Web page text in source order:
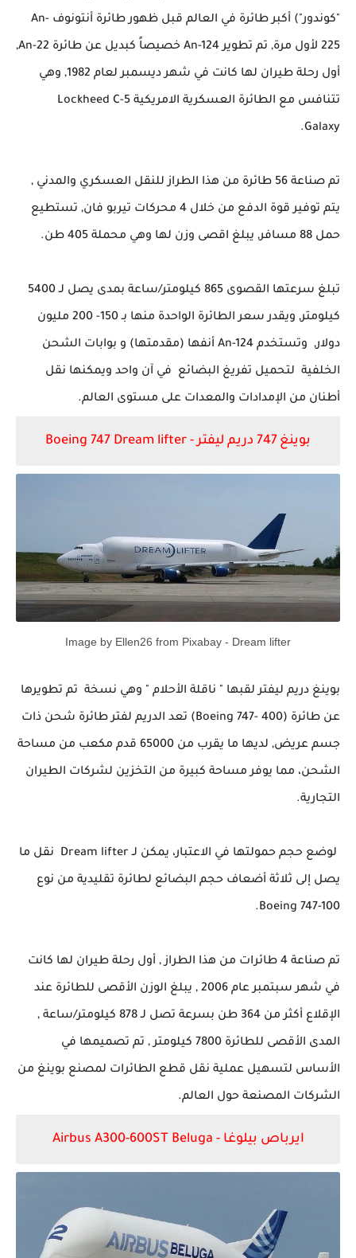
"كوندور") أكبر طائرة في العالم قبل ظهور طائرة أنتونوف An-
225 لأول مرة, تم تطويرAn-124 خصيصاً كبديل عن طائرة An-22
,
أول رحلة طيران لها كانت في شهر ديسمبر لعام 1982, وهي
تتنافس مع الطائرة العسكرية الامريكية Lockheed C-5
Galaxy
.
تم صناعة 56 طائرة من هذا الطراز للنقل العسكري والمدني ,
يتم توفير قوة الدفع من خلال 4 محركات تيربو فان, تستطيع
حمل 88 مسافر, يبلغ اقصى وزن لها وهي محملة 405 طن.
تبلغ سرعتها القصوى 865 كيلومتر/ساعة بمدى يصل لـ 5400
كيلومتر, ويقدر سعر الطائرة الواحدة منها بـ 150- 200 مليون
دولار, وتستخدم An-124 أنفها (مقدمتها) و بوابات الشحن
الخلفية لتحميل تفريغ البضائع في آن واحد ويمكنها نقل
أطنان من الإمدادات والمعدات على مستوى العالم.
بوينغ 747 دريم ليفتر Boeing 747 Dream lifter -
Image by Ellen26 from Pixabay - Dream lifter
بوينغ دريم ليفتر لقبها " ناقلة الأحلام " وهي نسخة تم تطويرها
عن طائرة (Boeing 747- 400) تعد الدريم لفتر طائرة شحن ذات
جسم عريض, لديها ما يقرب من 65000 قدم مكعب من مساحة
الشحن، مما يوفر مساحة كبيرة من التخزين لشركات الطيران
التجارية.
لوضع حجم حمولتها في الاعتبار، يمكن لـDream lifter نقل ما
يصل إلى ثلاثة أضعاف حجم البضائع لطائرة تقليدية من نوع
.Boeing 747-100
تم صناعة 4 طائرات من هذا الطراز , أول رحلة طيران لها كانت
في شهرسبتمبرعام 2006 , يبلغ الوزن الأقصى للطائرة عند
الإقلاع أكثر من 364 طن بسرعة تصل لـ 878 كيلومتر/ساعة ,
المدى الأقصى للطائرة 7800 كيلومتر , تم تصميمها في
الأساس لتسهيل عملية نقل قطع الطائرات لمصنع بوينغ من
الشركات المصنعة حول العالم.
ايرباص بيلوغا - Airbus A300-600ST Beluga